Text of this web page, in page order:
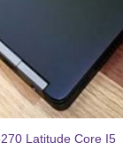
Latitude Core I5